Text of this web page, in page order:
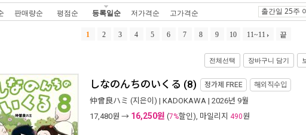
판매량순 평점순 등록일순 저가격순 고가격순 출간일 25주
1 2 3 4 5 6 7 8 9 10 11~11 끝
전체선택 장바구니 담기
しなのんちのいくる (8) 정가제 FREE 해외직수입
仲曾良ハミ (지은이) | KADOKAWA | 2026년 9월
17,480원 → 16,250원 (7%할인), 마일리지 490원